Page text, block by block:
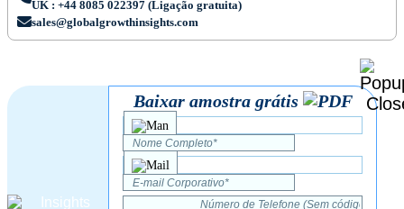
UK : +44 8085 022397 (Ligação gratuita)
sales@globalgrowthinsights.com
Baixar amostra grátis